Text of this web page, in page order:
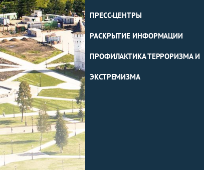
ПРЕСС-ЦЕНТРЫ
РАСКРЫТИЕ ИНФОРМАЦИИ
ПРОФИЛАКТИКА ТЕРРОРИЗМА И
ЭКСТРЕМИЗМА